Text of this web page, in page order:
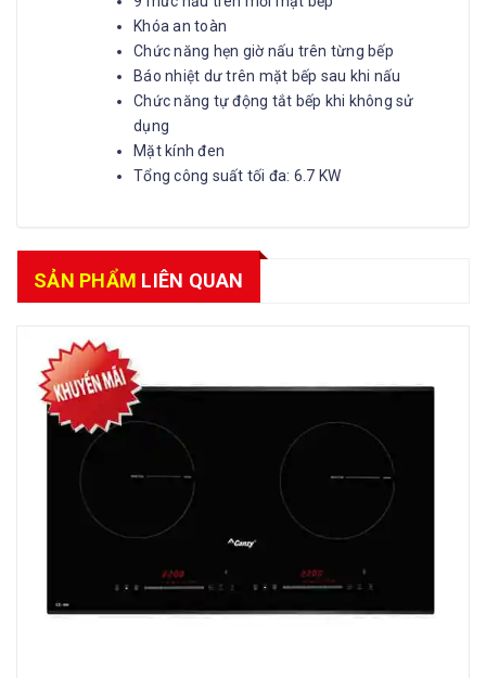
Khóa an toàn
Chức năng hẹn giờ nấu trên từng bếp
Báo nhiệt dư trên mặt bếp sau khi nấu
Chức năng tự động tắt bếp khi không sử
dụng
Mặt kính đen
Tổng công suất tối đa: 6.7 KW
SẢN PHẨM LIÊN QUAN